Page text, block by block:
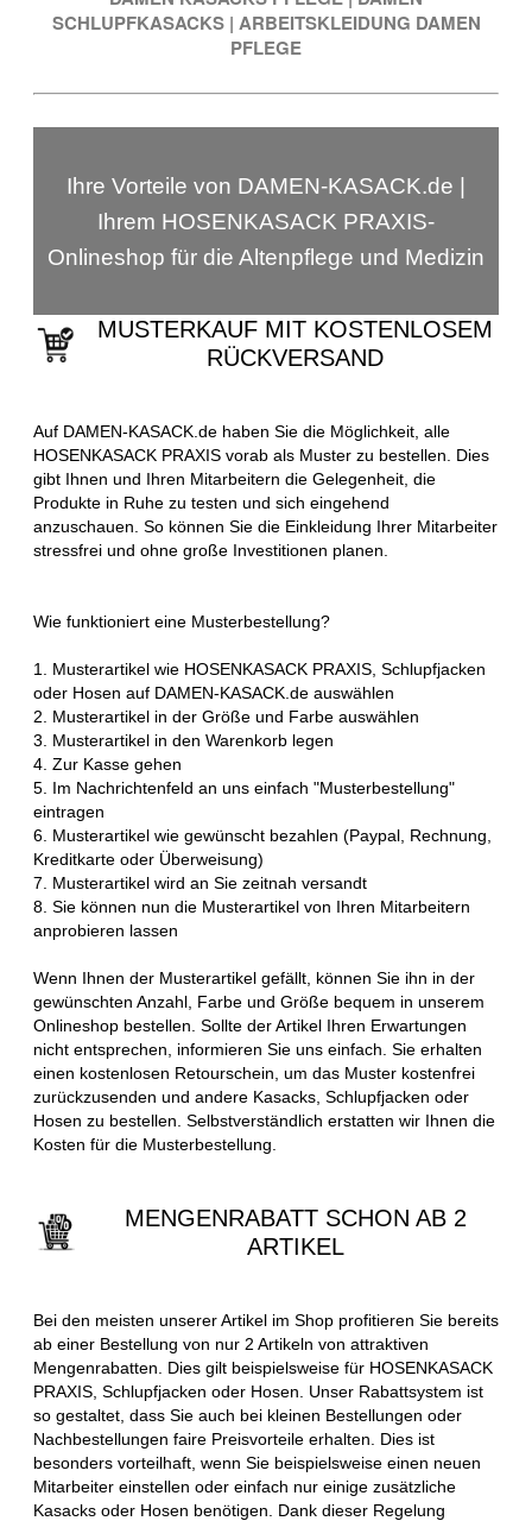
SCHLUPFKASACKS | ARBEITSKLEIDUNG DAMEN
PFLEGE
Ihre Vorteile von DAMEN-KASACK.de |
Ihrem HOSENKASACK PRAXIS-
Onlineshop für die Altenpflege und Medizin
MUSTERKAUF MIT KOSTENLOSEM
RÜCKVERSAND
Auf DAMEN-KASACK.de haben Sie die Möglichkeit, alle
HOSENKASACK PRAXIS vorab als Muster zu bestellen. Dies
gibt Ihnen und Ihren Mitarbeitern die Gelegenheit, die
Produkte in Ruhe zu testen und sich eingehend
anzuschauen. So können Sie die Einkleidung Ihrer Mitarbeiter
stressfrei und ohne große Investitionen planen.
Wie funktioniert eine Musterbestellung?
1. Musterartikel wie HOSENKASACK PRAXIS, Schlupfjacken
oder Hosen auf DAMEN-KASACK.de auswählen
2. Musterartikel in der Größe und Farbe auswählen
3. Musterartikel in den Warenkorb legen
4. Zur Kasse gehen
5. Im Nachrichtenfeld an uns einfach "Musterbestellung"
eintragen
6. Musterartikel wie gewünscht bezahlen (Paypal, Rechnung,
Kreditkarte oder Überweisung)
7. Musterartikel wird an Sie zeitnah versandt
8. Sie können nun die Musterartikel von Ihren Mitarbeitern
anprobieren lassen
Wenn Ihnen der Musterartikel gefällt, können Sie ihn in der
gewünschten Anzahl, Farbe und Größe bequem in unserem
Onlineshop bestellen. Sollte der Artikel Ihren Erwartungen
nicht entsprechen, informieren Sie uns einfach. Sie erhalten
einen kostenlosen Retourschein, um das Muster kostenfrei
zurückzusenden und andere Kasacks, Schlupfjacken oder
Hosen zu bestellen. Selbstverständlich erstatten wir Ihnen die
Kosten für die Musterbestellung.
MENGENRABATT SCHON AB 2
ARTIKEL
Bei den meisten unserer Artikel im Shop profitieren Sie bereits
ab einer Bestellung von nur 2 Artikeln von attraktiven
Mengenrabatten. Dies gilt beispielsweise für HOSENKASACK
PRAXIS, Schlupfjacken oder Hosen. Unser Rabattsystem ist
so gestaltet, dass Sie auch bei kleinen Bestellungen oder
Nachbestellungen faire Preisvorteile erhalten. Dies ist
besonders vorteilhaft, wenn Sie beispielsweise einen neuen
Mitarbeiter einstellen oder einfach nur einige zusätzliche
Kasacks oder Hosen benötigen. Dank dieser Regelung